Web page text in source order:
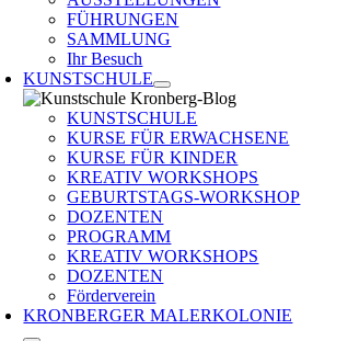
FÜHRUNGEN
SAMMLUNG
Ihr Besuch
KUNSTSCHULE
KUNSTSCHULE
KURSE FÜR ERWACHSENE
KURSE FÜR KINDER
KREATIV WORKSHOPS
GEBURTSTAGS-WORKSHOP
DOZENTEN
PROGRAMM
KREATIV WORKSHOPS
DOZENTEN
Förderverein
KRONBERGER MALERKOLONIE